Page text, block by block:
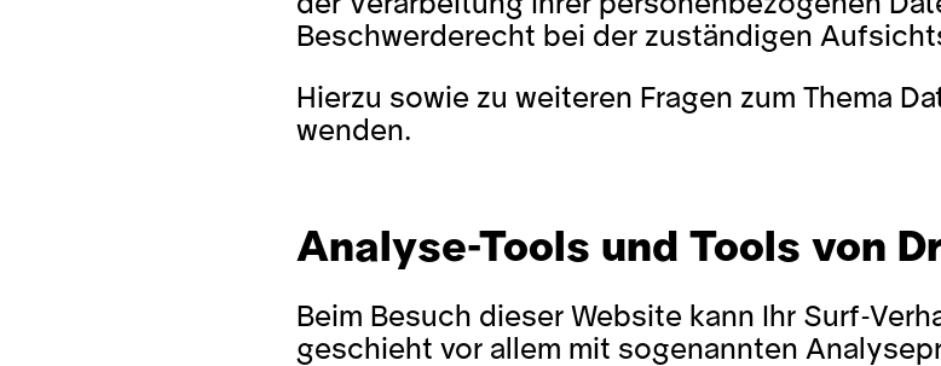
Beschwerderecht bei der zuständigen
Hierzu sowie zu weiteren Fragen zum Thema
wenden.
Analyse-Tools und Tools von
Beim Besuch dieser Website kann Ihr Surf-
geschieht vor allem mit sogenannten